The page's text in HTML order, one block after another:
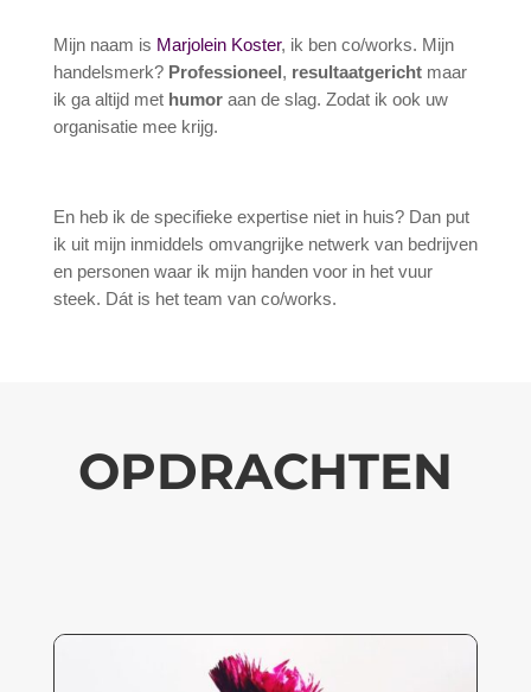
Mijn naam is Marjolein Koster, ik ben co/works. Mijn
handelsmerk? Professioneel, resultaatgerichtmaar
ik ga altijd met humoraan de slag. Zodat ik ook uw
organisatie mee krijg.
En heb ik de specifieke expertise niet in huis? Dan put
ik uit mijn inmiddels omvangrijke netwerk van bedrijven
en personen waar ik mijn handen voor in het vuur
steek. Dát is het team van co/works.
OPDRACHTEN